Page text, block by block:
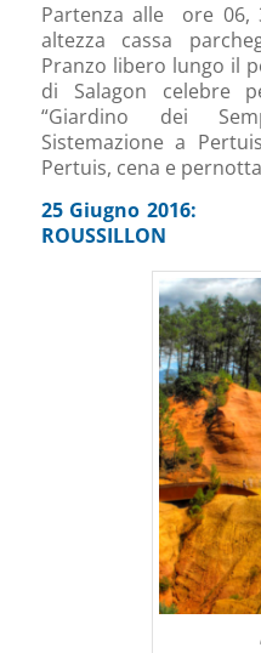
Partenza alle ore
altezza cassa
Pranzo libero lungo il
di Salagon celebre
“Giardino dei
Sistemazione a
Pertuis, cena e
25 Giugno 2016:
ROUSSILLON